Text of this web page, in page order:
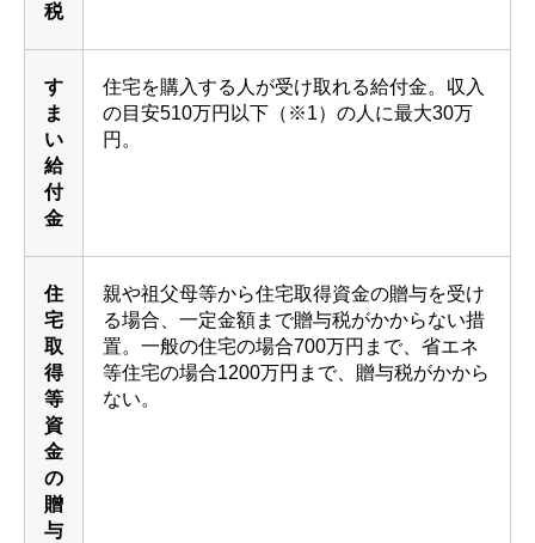
税
す
ま
い
給
付
金
住宅を購入する人が受け取れる給付金。収入
の目安510万円以下（※1）の人に最大30万
円。
住
宅
取
得
等
資
金
の
贈
与
親や祖父母等から住宅取得資金の贈与を受け
る場合、一定金額まで贈与税がかからない措
置。一般の住宅の場合700万円まで、省エネ
等住宅の場合1200万円まで、贈与税がかから
ない。